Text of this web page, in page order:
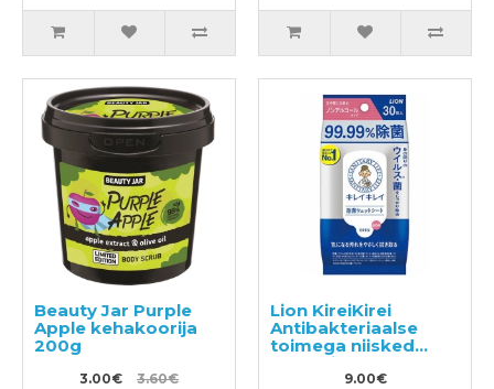
Beauty Jar Purple
Apple kehakoorija
200g
3.00€ 3.60€
Lion KireiKirei
Antibakteriaalse
toimega niisked
salvrätikud 30tk
9.00€